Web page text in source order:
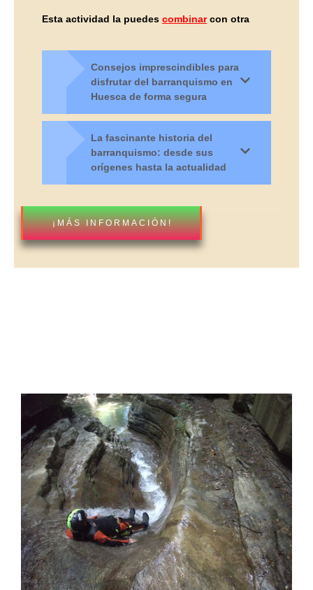
Esta actividad la puedes combinarcon otra
Consejos imprescindibles para
disfrutar del barranquismo en
Huesca de forma segura
La fascinante historia del
barranquismo: desde sus
orígenes hasta la actualidad
¡MÁS INFORMACIÓN!